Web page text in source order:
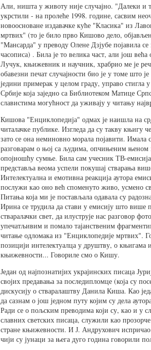
Али, ништа у животу није случајно. "Далеки и
укрстили - на пролеће 1998. године, сасвим
новоосноване издавачке куће "Класика" из
мртвих" (то је било прво Кишово дело,
"Мансарда" у преводу Олене Дзјубе појавила
часописа) . Била је то велика част, али још
Лучук, књижевник и научник, храбрио ме је
обавезни печат случајности био је у томе што
једини примерак у целом граду, управо
Србије која заједно са Библиотеком Матице
славистима могућност да уживају у читању
Кишова "Енциклопедија" одмах је наишла на
читалачке публике. Изгледа да су такву књигу
зато се она неминовно морала појавити.
разговарам о њој са људима, опчињеним њеном
опојношћу сумње. Била сам учесник ТВ-
представља веома успели покушај стварања
Интелектуална и емотивна реакција аутора
послужи као оно већ споменуто живо, усмено
Питања која ми је постављала одавала су
Ирина се трудила да стави у емисију што више
стваралачки свет, да илуструје нас разговор
упечатљивим и помало тајанственим
читање одломака из "Енциклопедије мртвих".
позицији интелектуалца у друштву, о књигама
књижевности... Говориле смо о Кишу.
Један од најпознатијих украјинских писаца
својих предавања за последипломце (која су
дискусију о стваралаштву Данила Киша. Као
да сазнам о још једном путу којим су дела
Ради се о пољским преводима који су, као и у
славних светских писаца, служили као
стране књижевности. И Ј. Андрухович испричао
чији су јунаци за њега дуго година говорили